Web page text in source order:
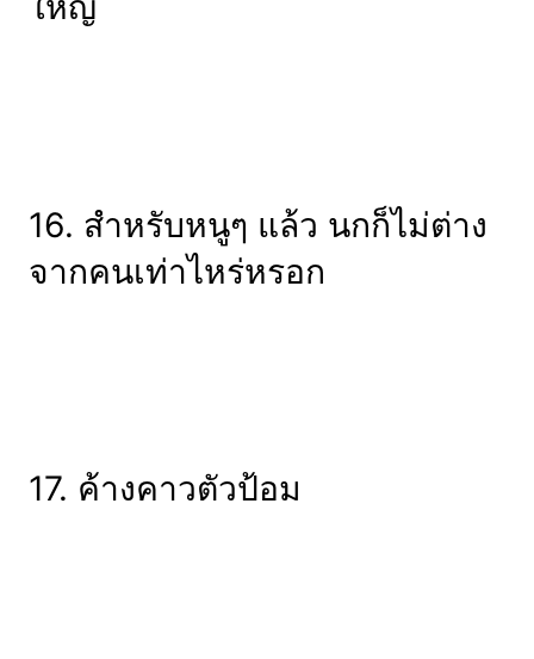
16. สำหรับหนูๆ แล้ว นกก็ไม่ต่าง
จากคนเท่าไหร่หรอก
17. ค้างคาวตัวป้อม